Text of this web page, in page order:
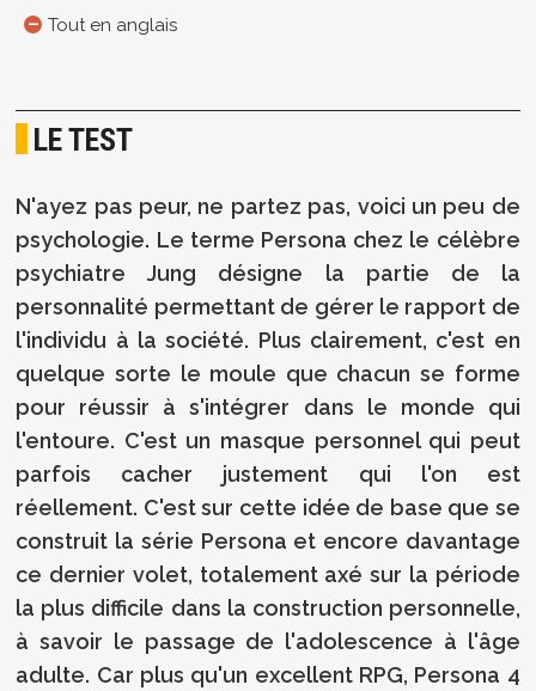
Tout en anglais
LE TEST
N'ayez pas peur, ne partez pas, voici un peu de
psychologie. Le terme Persona chez le célèbre
psychiatre Jung désigne la partie de la
personnalité permettant de gérer le rapport de
l'individu à la société. Plus clairement, c'est en
quelque sorte le moule que chacun se forme
pour réussir à s'intégrer dans le monde qui
l'entoure. C'est un masque personnel qui peut
parfois cacher justement qui l'on est
réellement. C'est sur cette idée de base que se
construit la série Persona et encore davantage
ce dernier volet, totalement axé sur la période
la plus difficile dans la construction personnelle,
à savoir le passage de l'adolescence à l'âge
adulte. Car plus qu'un excellent RPG, Persona 4